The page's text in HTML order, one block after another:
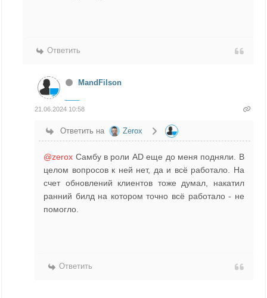
Ответить
MandFilson
21.06.2024 10:58
Ответить на Zerox
@zerox Самбу в роли AD еще до меня подняли. В
целом вопросов к ней нет, да и всё работало. На
счет обновлений клиентов тоже думал, накатил
ранний билд на котором точно всё работало - не
помогло.
Ответить